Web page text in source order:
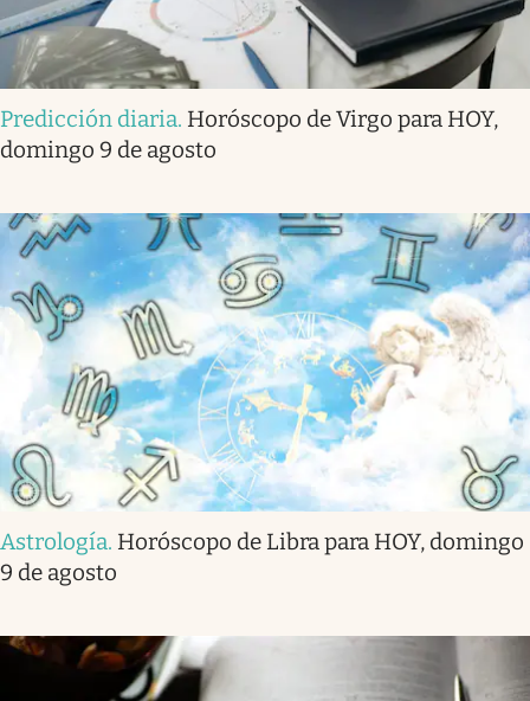
Predicción diaria. Horóscopo de Virgo para HOY,
domingo 9 de agosto
Astrología. Horóscopo de Libra para HOY, domingo
9 de agosto